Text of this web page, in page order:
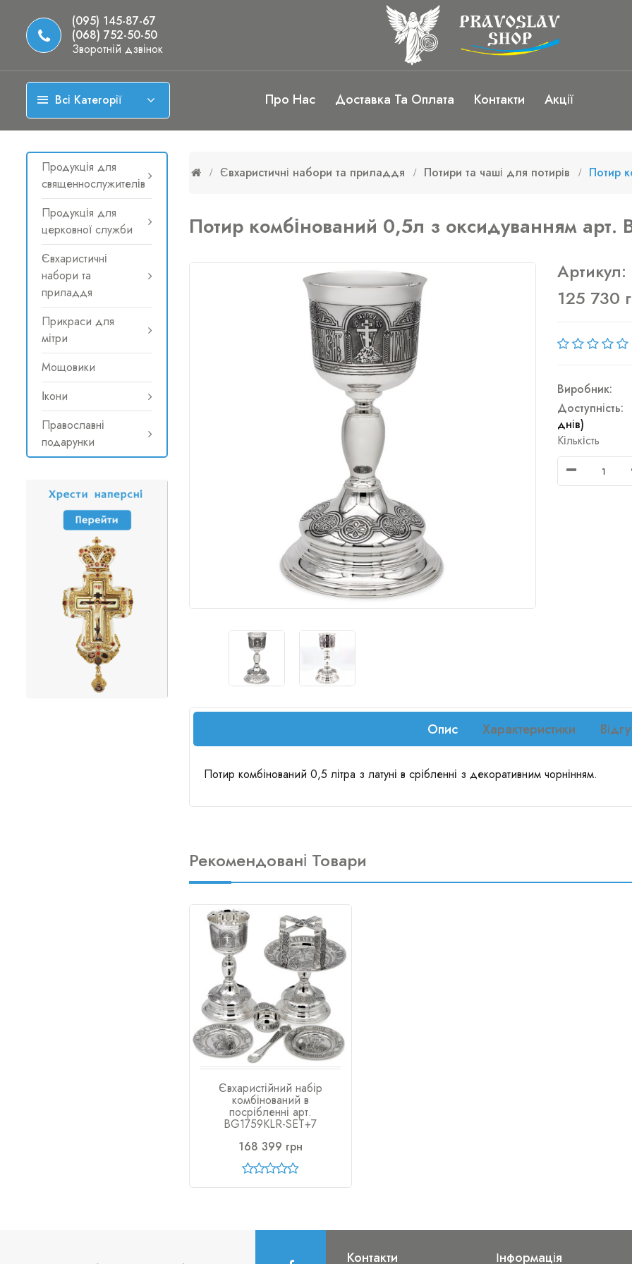
(095) 145-87-67
(068) 752-50-50
Зворотній дзвінок
Всі Категорії Про Нас Доставка Та Оплата Контакти Акції
Продукція для
священнослужителів
Продукція для
церковної служби
Євхаристичні
набори та
приладдя
Прикраси для
мітри
Мощовики
Ікони
Православні
подарунки
Євхаристичні набори та приладдя Потири та чаші для потирів Потир
Потир комбінований 0,5л з оксидуванням арт.
Артикул:
125 730
Виробник:
Доступність:
днів)
Кількість
Опис Характеристики
Потир комбінований 0,5 літра з латуні в срібленні з декоративним чорнінням.
Рекомендовані Товари
Євхаристійний набір
комбінований в
посрібленні арт.
BG1759KLR-SET+7
168 399 грн
Контакти Інформація